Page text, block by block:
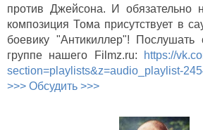
против Джейсона. И обязательно
композиция Тома присутствует в
боевику "Антикиллер"!
группе нашего Filmz.ru:
https://
section=playlists&z=audio_playlist-
>>> Обсудить >>>